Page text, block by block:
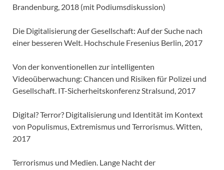
Brandenburg, 2018 (mit Podiumsdiskussion)
Die Digitalisierung der Gesellschaft: Auf der Suche nach
einer besseren Welt. Hochschule Fresenius Berlin, 2017
Von der konventionellen zur intelligenten
Videoüberwachung: Chancen und Risiken für Polizei und
Gesellschaft. IT-Sicherheitskonferenz Stralsund, 2017
Digital? Terror? Digitalisierung und Identität im Kontext
von Populismus, Extremismus und Terrorismus. Witten,
2017
Terrorismus und Medien. Lange Nacht der